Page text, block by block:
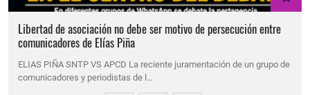
Libertad de asociación no debe ser motivo de persecución entre
comunicadores de Elías Piña
ELIAS PIÑA SNTP VS APCD La reciente juramentación de un grupo de
comunicadores y periodistas de l…